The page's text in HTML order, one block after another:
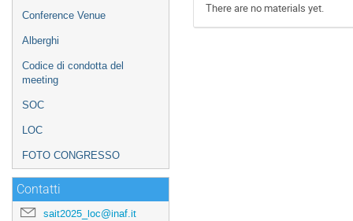
Conference Venue
Alberghi
Codice di condotta del
meeting
SOC
LOC
FOTO CONGRESSO
Contatti
sait2025_loc@inaf.it
There are no materials yet.